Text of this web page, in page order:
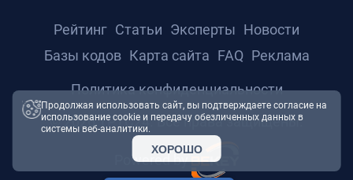
© 2026 ТРТС24. Все права защищены.
Powered by
Рейтинг Статьи Эксперты Новости
Базы кодов Карта сайта FAQ Реклама
Политика конфиденциальности
Продолжая использовать сайт, вы подтверждаете согласие на
использование cookie и передачу обезличенных данных в
системы веб-аналитики.
ХОРОШО